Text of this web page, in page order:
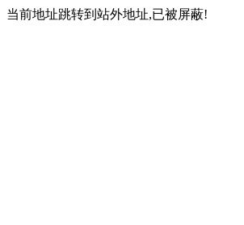
当前地址跳转到站外地址,已被屏蔽!